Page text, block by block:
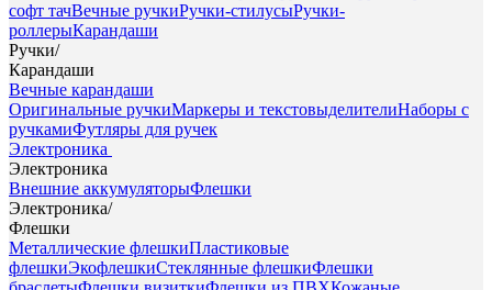
софт тачВечные ручкиРучки-стилусыРучки-
роллерыКарандаши
Ручки/
Карандаши
Вечные карандаши
Оригинальные ручкиМаркеры и текстовыделителиНаборы с
ручкамиФутляры для ручек
Электроника
Электроника
Внешние аккумуляторыФлешки
Электроника/
Флешки
Металлические флешкиПластиковые
флешкиЭкофлешкиСтеклянные флешкиФлешки